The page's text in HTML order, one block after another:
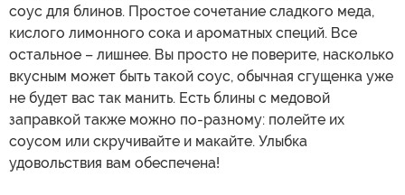
соус для блинов. Простое сочетание сладкого меда,
кислого лимонного сока и ароматных специй. Все
остальное – лишнее. Вы просто не поверите, насколько
вкусным может быть такой соус, обычная сгущенка уже
не будет вас так манить. Есть блины с медовой
заправкой также можно по-разному: полейте их
соусом или скручивайте и макайте. Улыбка
удовольствия вам обеспечена!